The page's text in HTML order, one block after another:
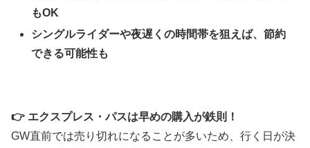
もOK
シングルライダーや夜遅くの時間帯を狙えば、節約
できる可能性も
👉 エクスプレス・パスは早めの購入が鉄則！
GW直前では売り切れになることが多いため、行く日が決